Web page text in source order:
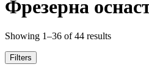
Фрезерна
Showing 1–36 of 44 results
Filters